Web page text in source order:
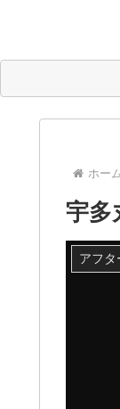
ホーム
宇
アフタ